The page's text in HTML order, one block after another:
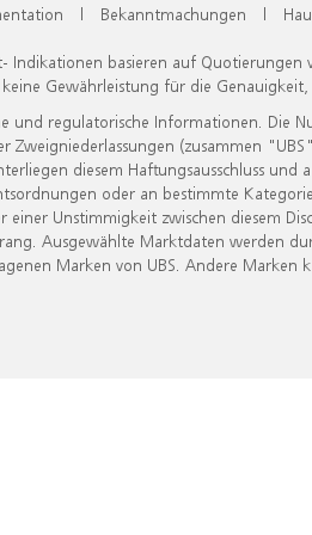
| Bekanntmachungen |
Indikationen basieren auf
Gewährleistung für die
und regulatorische Informationen. Die
Zweigniederlassungen (zusammen
diesem Haftungsausschluss
oder an bestimmte
einer Unstimmigkeit zwischen diesem
Ausgewählte Marktdaten werden
Marken von UBS. Andere Marken